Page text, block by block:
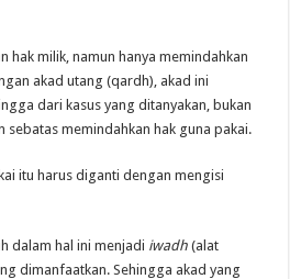
hak milik, namun hanya memindahkan
akad utang (qardh), akad ini
dari kasus yang ditanyakan, bukan
sebatas memindahkan hak guna pakai.
itu harus diganti dengan mengisi
dalam hal ini menjadi iwadh (alat
dimanfaatkan. Sehingga akad yang